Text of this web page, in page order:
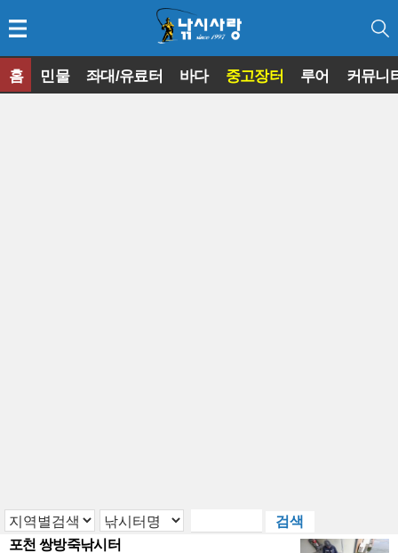
포천 쌍방죽낚시터
홈 민물 좌대/유료터 바다 중고장터 루어 커뮤니
◀